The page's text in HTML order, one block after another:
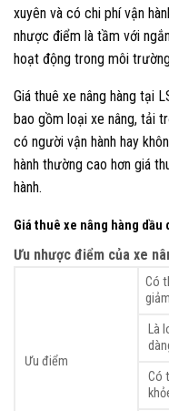
xuyên và có chi phí vận
nhược điểm là tầm với
hoạt động trong môi
Giá thuê xe nâng hàng tại
bao gồm loại xe nâng, tải
có người vận hành hay
hành thường cao hơn giá
hành.
Giá thuê xe nâng hàng dầu
Ưu nhược điểm của xe
Ưu điểm
Có
Là
Có